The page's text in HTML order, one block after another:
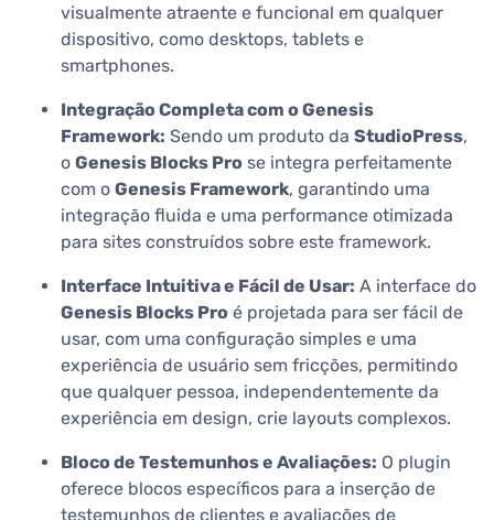
visualmente atraente e funcional em qualquer
dispositivo, como desktops, tablets e
smartphones.
Integração Completa com o Genesis
Framework: Sendo um produto da StudioPress,
o Genesis Blocks Pro se integra perfeitamente
com o Genesis Framework, garantindo uma
integração fluida e uma performance otimizada
para sites construídos sobre este framework.
Interface Intuitiva e Fácil de Usar: A interface do
Genesis Blocks Pro é projetada para ser fácil de
usar, com uma configuração simples e uma
experiência de usuário sem fricções, permitindo
que qualquer pessoa, independentemente da
experiência em design, crie layouts complexos.
Bloco de Testemunhos e Avaliações: O plugin
oferece blocos específicos para a inserção de
testemunhos de clientes e avaliações de